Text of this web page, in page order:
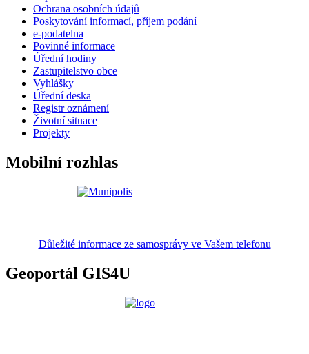
Ochrana osobních údajů
Poskytování informací, příjem podání
e-podatelna
Povinné informace
Úřední hodiny
Zastupitelstvo obce
Vyhlášky
Úřední deska
Registr oznámení
Životní situace
Projekty
Mobilní rozhlas
Důležité informace ze samosprávy ve Vašem telefonu
Geoportál GIS4U